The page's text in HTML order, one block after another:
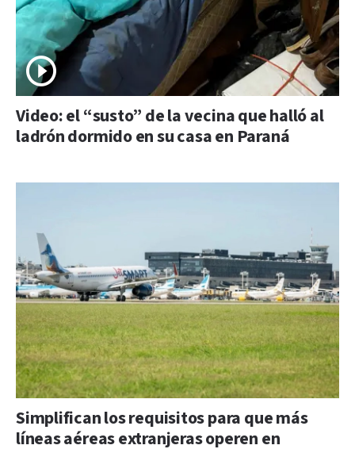
Video: el “susto” de la vecina que halló al
ladrón dormido en su casa en Paraná
Simplifican los requisitos para que más
líneas aéreas extranjeras operen en